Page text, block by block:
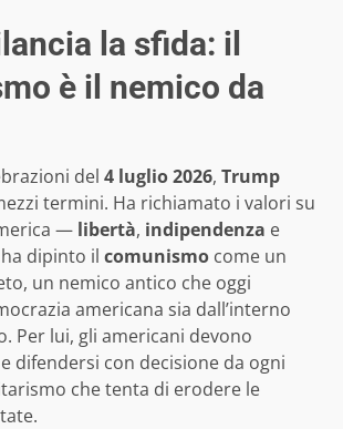
la sfida: il
è il nemico da
del 4 luglio 2026, Trump
termini. Ha richiamato i valori su
— libertà, indipendenza e
dipinto il comunismo come un
un nemico antico che oggi
americana sia dall’interno
Per lui, gli americani devono
difendersi con decisione da ogni
che tenta di erodere le